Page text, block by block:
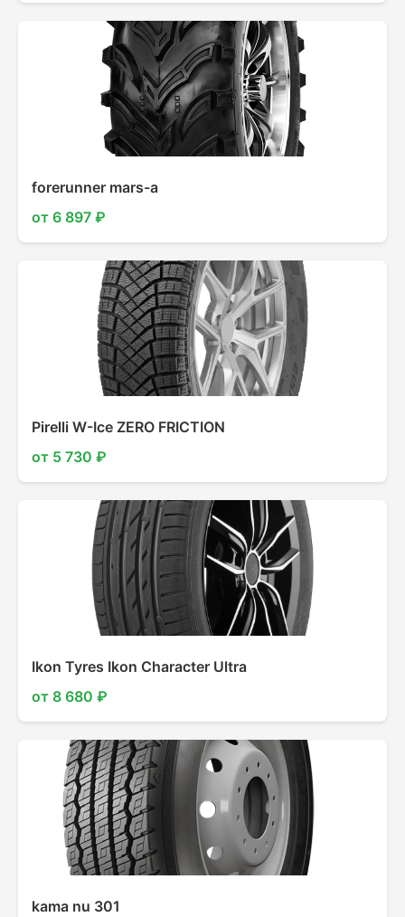
forerunner mars-a
от 6 897 ₽
Pirelli W-Ice ZERO FRICTION
от 5 730 ₽
Ikon Tyres Ikon Character Ultra
от 8 680 ₽
kama nu 301